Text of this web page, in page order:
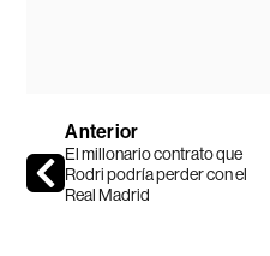
Anterior
El millonario contrato que
Rodri podría perder con el
Real Madrid